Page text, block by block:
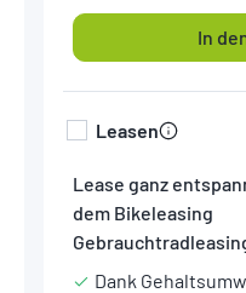
In
Leasen
Lease ganz
dem Bikeleasing
Dank